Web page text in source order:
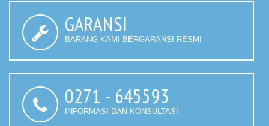
GARANSI
BARANG KAMI BERGARANSI RESMI
0271 - 645593
INFORMASI DAN KONSULTASI